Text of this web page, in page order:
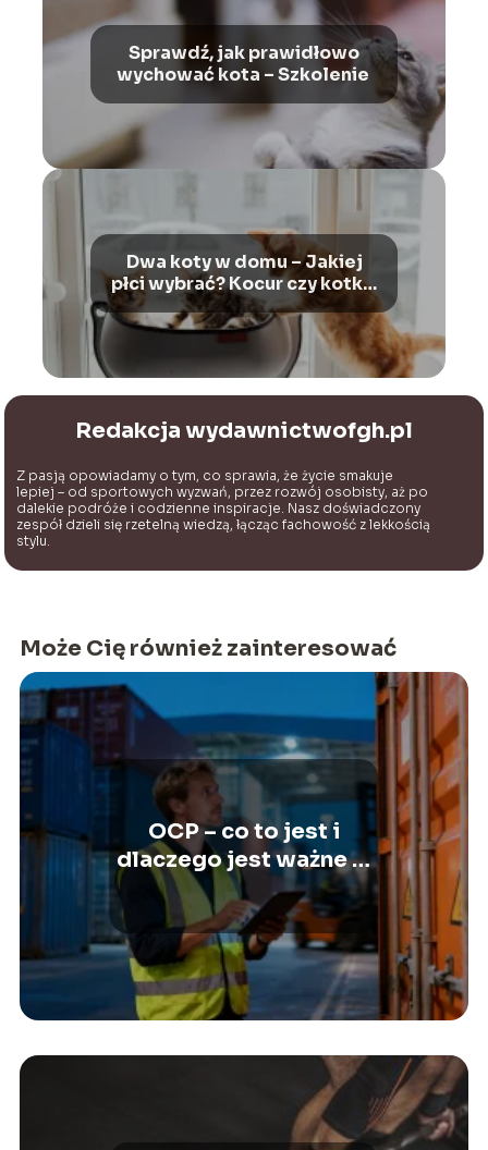
Sprawdź, jak prawidłowo
wychować kota – Szkolenie
Dwa koty w domu – Jakiej
płci wybrać? Kocur czy kotka,
jako drugi kot w domu?
Redakcja wydawnictwofgh.pl
Z pasją opowiadamy o tym, co sprawia, że życie smakuje
lepiej – od sportowych wyzwań, przez rozwój osobisty, aż po
dalekie podróże i codzienne inspiracje. Nasz doświadczony
zespół dzieli się rzetelną wiedzą, łącząc fachowość z lekkością
stylu.
Może Cię również zainteresować
OCP – co to jest i
dlaczego jest ważne w
transporcie?